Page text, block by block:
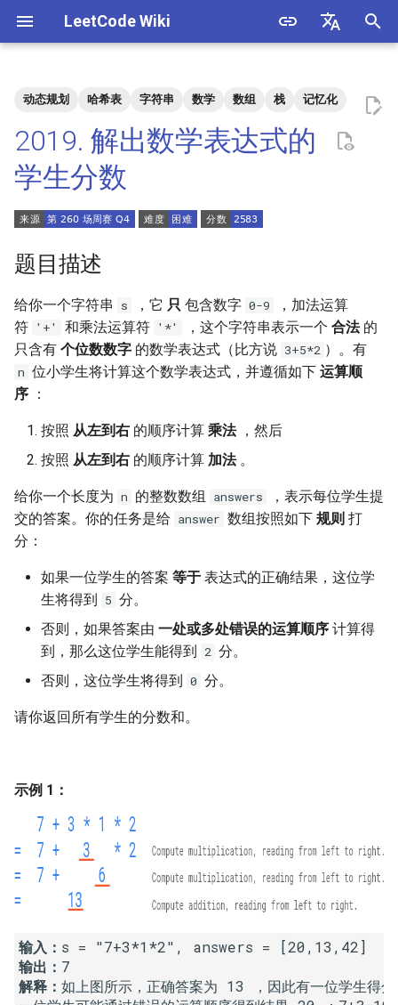
LeetCode Wiki
中文
始
化
搜
索
擎
解法
方法一：动态规划（区间
DP）
4. 二维数组中的查找
5. 替换空格
6. 从尾到头打印链表
7. 重建二叉树
9. 用两个栈实现队列
10.1. 斐波那契数列
10.2. 青蛙跳台阶问题
11. 旋转数组的最小数字
12. 矩阵中的路径
14.1. 剪绳子
14.2. 剪绳子 II
15. 二进制中 1 的个数
18. 删除链表的节点
19. 正则表达式匹配
20. 表示数值的字符串
21. 调整数组顺序使奇数位于
偶数前面
2. 二进制加法
3. 前 n 个数字二进制中 1 的个
数
4. 只出现一次的数字
5. 单词长度的最大乘积
6. 排序数组中两个数字之和
7. 数组中和为 0 的三个数
数组
9. 乘积小于 K 的子数组
11. 和 1 个数相同的子数组
12. 左右两边子数组的和相等
13. 二维子矩阵的和
14. 字符串中的变位词
16. 不含重复字符的最长子字
符串
17. 含有所有字符的最短字符
串
18. 有效的回文
19. 最多删除一个字符得到回
1.2. 判定是否互为字符重排
1.3. URL 化
1.4. 回文排列
1.5. 一次编辑
1.6. 字符串压缩
1.7. 旋转矩阵
1.8. 零矩阵
1.9. 字符串轮转
2.1. 移除重复节点
2.3. 删除中间节点
2.4. 分割链表
2.5. 链表求和
2.8. 环路检测
3.1. 三合一
3.2. 栈的最小值
3.3. 堆盘子
3.4. 化栈为队
动态规划 哈希表 字符串 数学 数组 栈 记忆化
2019. 解出数学表达式的
学生分数
题目描述
给你一个字符串 s ，它 只 包含数字 0-9
，加法运算
符 '+' 和乘法运算符 '*' ，这个字符串表示一个 合法的
只含有 个位数数字 的数学表达式（比方说 3+5*2 ）。有
n 位小学生将计算这个数学表达式，并遵循如下 运算顺
序 ：
按照 从左到右 的顺序计算 乘法，然后
按照 从左到右 的顺序计算 加法。
给你一个长度为 n 的整数数组 answers
，表示每位学生提
交的答案。你的任务是给 answer 数组按照如下 规则 打
分：
如果一位学生的答案 等于 表达式的正确结果，这位学
生将得到 5 分。
否则，如果答案由 一处或多处错误的运算顺序 计算得
到，那么这位学生能得到 2 分。
否则，这位学生将得到 0 分。
请你返回所有学生的分数和。
示例 1：
输入：
输出：
解释： 如上图所示，正确答案为 13 ，因此有一位学生